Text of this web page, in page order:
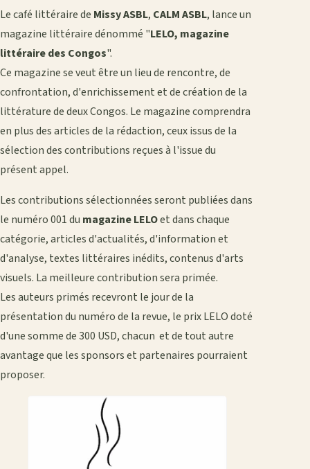
Le café littéraire de Missy ASBL, CALM ASBL, lance un
magazine littéraire dénommé "LELO, magazine
littéraire des Congos".
Ce magazine se veut être un lieu de rencontre, de
confrontation, d'enrichissement et de création de la
littérature de deux Congos. Le magazine comprendra
en plus des articles de la rédaction, ceux issus de la
sélection des contributions reçues à l'issue du
présent appel.
Les contributions sélectionnées seront publiées dans
le numéro 001 du magazine LELOet dans chaque
catégorie, articles d'actualités, d'information et
d'analyse, textes littéraires inédits, contenus d'arts
visuels. La meilleure contribution sera primée.
Les auteurs primés recevront le jour de la
présentation du numéro de la revue, le prix LELO doté
d'une somme de 300 USD, chacun et de tout autre
avantage que les sponsors et partenaires pourraient
proposer.